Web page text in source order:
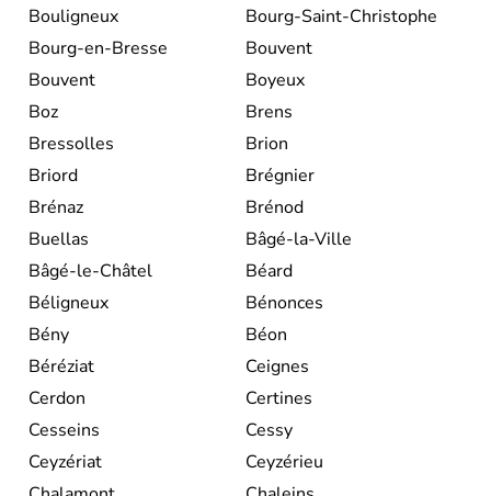
Bouligneux
Bourg-Saint-Christophe
Bourg-en-Bresse
Bouvent
Bouvent
Boyeux
Boz
Brens
Bressolles
Brion
Briord
Brégnier
Brénaz
Brénod
Buellas
Bâgé-la-Ville
Bâgé-le-Châtel
Béard
Béligneux
Bénonces
Bény
Béon
Béréziat
Ceignes
Cerdon
Certines
Cesseins
Cessy
Ceyzériat
Ceyzérieu